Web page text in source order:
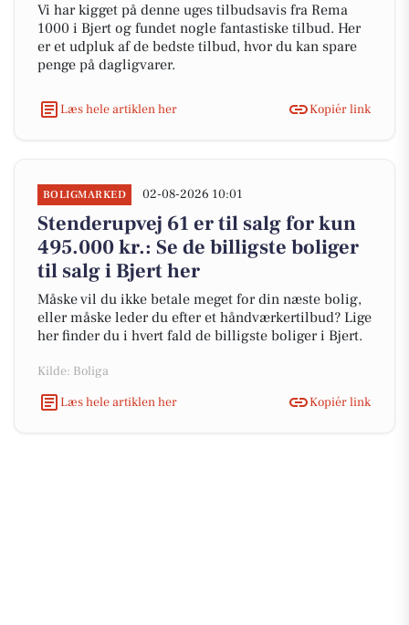
Vi har kigget på denne uges tilbudsavis fra Rema
1000 i Bjert og fundet nogle fantastiske tilbud. Her
er et udpluk af de bedste tilbud, hvor du kan spare
penge på dagligvarer.
Læs hele artiklen her Kopiér link
BOLIGMARKED 02-08-2026 10:01
Stenderupvej 61 er til salg for kun
495.000 kr.: Se de billigste boliger
til salg i Bjert her
Måske vil du ikke betale meget for din næste bolig,
eller måske leder du efter et håndværkertilbud? Lige
her finder du i hvert fald de billigste boliger i Bjert.
Kilde: Boliga
Læs hele artiklen her
Kopiér link